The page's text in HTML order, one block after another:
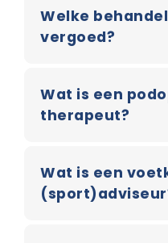
Welke
vergoed?
Wat is een
therapeut?
Wat is een